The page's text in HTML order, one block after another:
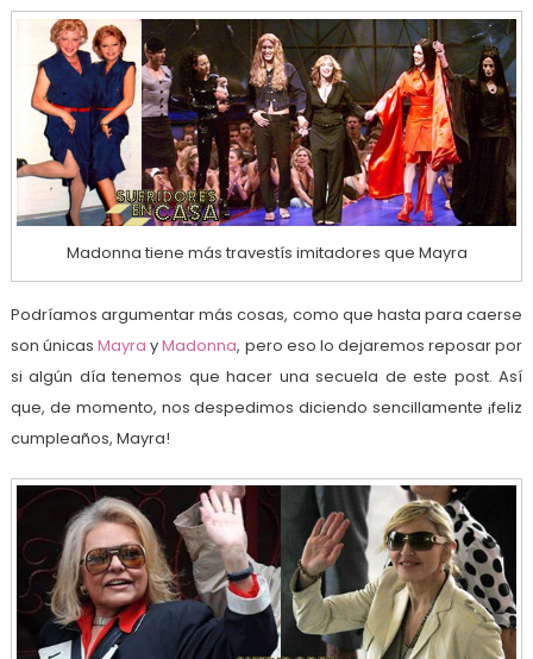
Madonna tiene más travestís imitadores que Mayra
Podríamos argumentar más cosas, como que hasta para caerse
son únicasMayrayMadonna, pero eso lo dejaremos reposar por
si algún día tenemos que hacer una secuela de este post. Así
que, de momento, nos despedimos diciendo sencillamente ¡feliz
cumpleaños, Mayra!